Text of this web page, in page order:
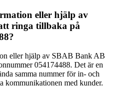
eller hjälp av
ringa tillbaka på
eller hjälp av SBAB Bank AB
054174488. Det är en
samma nummer för in- och
kommunikationen med kunder.